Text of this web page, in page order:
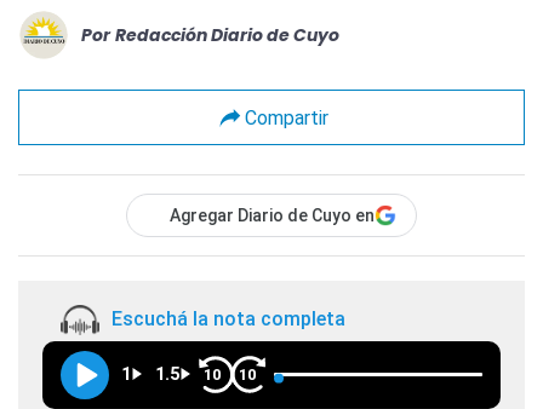
Por Redacción Diario de Cuyo
Compartir
Agregar Diario de Cuyo en
Escuchá la nota completa
1 1.5 10 10